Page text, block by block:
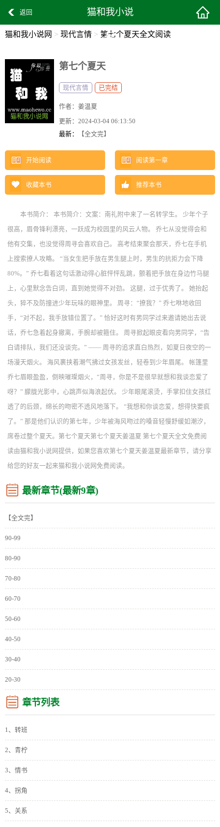
返回 猫和我小说
网
猫和我小说网 > 现代言情 > 第七个夏天全文阅读
第七个夏天
现代言情 已完结
作者： 姜温夏
更新： 2024-03-04 06:13:50
最新：
【全文完】
开始阅读 阅读第一章
收藏本书 推荐本书
本书简介： 本书简介：文案：南礼附中来了一名转学生。 少年个子
很高，眉骨锋利漂亮，一跃成为校园里的风云人物。 乔七从没觉得会和
他有交集，也没觉得周寻会喜欢自己。 高考结束聚会那天，乔七在手机
上搜索撩人攻略。 “当女生把手放在男生腿上时，男生的抗拒力会下降
80%。” 乔七看着这句话激动得心脏怦怦乱跳，颤着把手放在身边竹马腿
上，心里默念告白词，直到她觉得不对劲。 这腿，过于优秀了。 她抬起
头，猝不及防撞进少年玩味的眼神里。 周寻：“撩我？” 乔七咻地收回
手，“对不起，我手放错位置了。” 恰好这时有男同学过来邀请她出去说
话，乔七急着起身撤离，手腕却被箍住。 周寻掀起眼皮看向男同学，“告
白请排队，我们还没谈完。” —— 周寻的追求直白热烈，如夏日夜空的一
场漫天烟火。 海风裹挟着潮气拂过女孩发丝，轻卷到少年眉尾。 帐篷里
乔七眉眼盈盈，倒映璀璨烟火，“周寻，你是不是很早就想和我谈恋爱了
呀？” 朦胧光影中，心跳声似海浪起伏。 少年眼尾滚烫，手掌扣住女孩红
透了的后颈，绵长的吻密不透风地落下。 “我想和你谈恋爱，想得快要疯
了。” 那是他们认识的第七年，少年被海风吻过的嗓音轻慢舒缓如潮汐，
席卷过整个夏天。第七个夏天第七个夏天姜温夏 第七个夏天全文免费阅
读由猫和我小说网提供，如果您喜欢第七个夏天姜温夏最新章节，请分享
给您的好友一起来猫和我小说网免费阅读。
最新章节(最新9章)
【全文完】
90-99
80-90
70-80
60-70
50-60
40-50
30-40
20-30
章节列表
1、转班
2、青柠
3、情书
4、拐角
5、关系